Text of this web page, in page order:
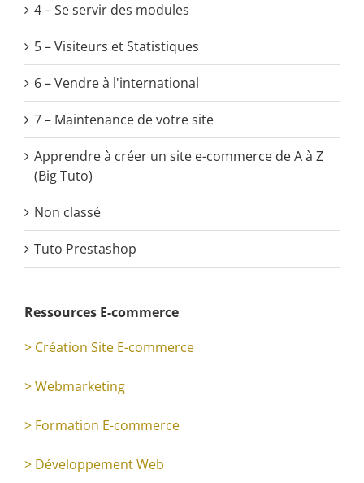
4 – Se servir des modules
5 – Visiteurs et Statistiques
6 – Vendre à l'international
7 – Maintenance de votre site
Apprendre à créer un site e-commerce de A à Z
(Big Tuto)
Non classé
Tuto Prestashop
Ressources E-commerce
> Création Site E-commerce
> Webmarketing
> Formation E-commerce
> Développement Web